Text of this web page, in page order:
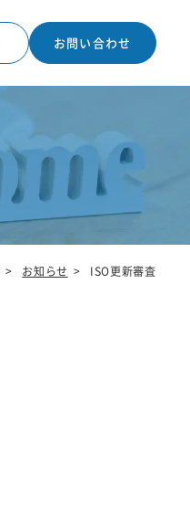
お問い合わせ
> お知らせ > ISO更新審査